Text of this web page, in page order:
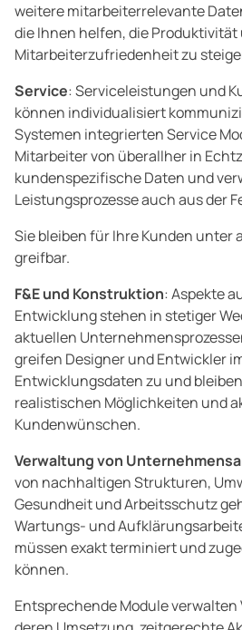
weitere mitarbeiterrelevante
die Ihnen helfen, die Produktivität
Mitarbeiterzufriedenheit zu
Service: Serviceleistungen und
können individualisiert
Systemen integrierten Service
Mitarbeiter von überallher in
kundenspezifische Daten und
Leistungsprozesse auch aus der
Sie bleiben für Ihre Kunden unter
greifbar.
F&E und Konstruktion: Aspekte
Entwicklung stehen in stetiger
aktuellen
greifen Designer und Entwickler
Entwicklungsdaten zu und
realistischen Möglichkeiten und
Kundenwünschen.
Verwaltung von
von nachhaltigen Strukturen,
Gesundheit und Arbeitsschutz
Wartungs- und
müssen exakt terminiert und
können.
Entsprechende Module